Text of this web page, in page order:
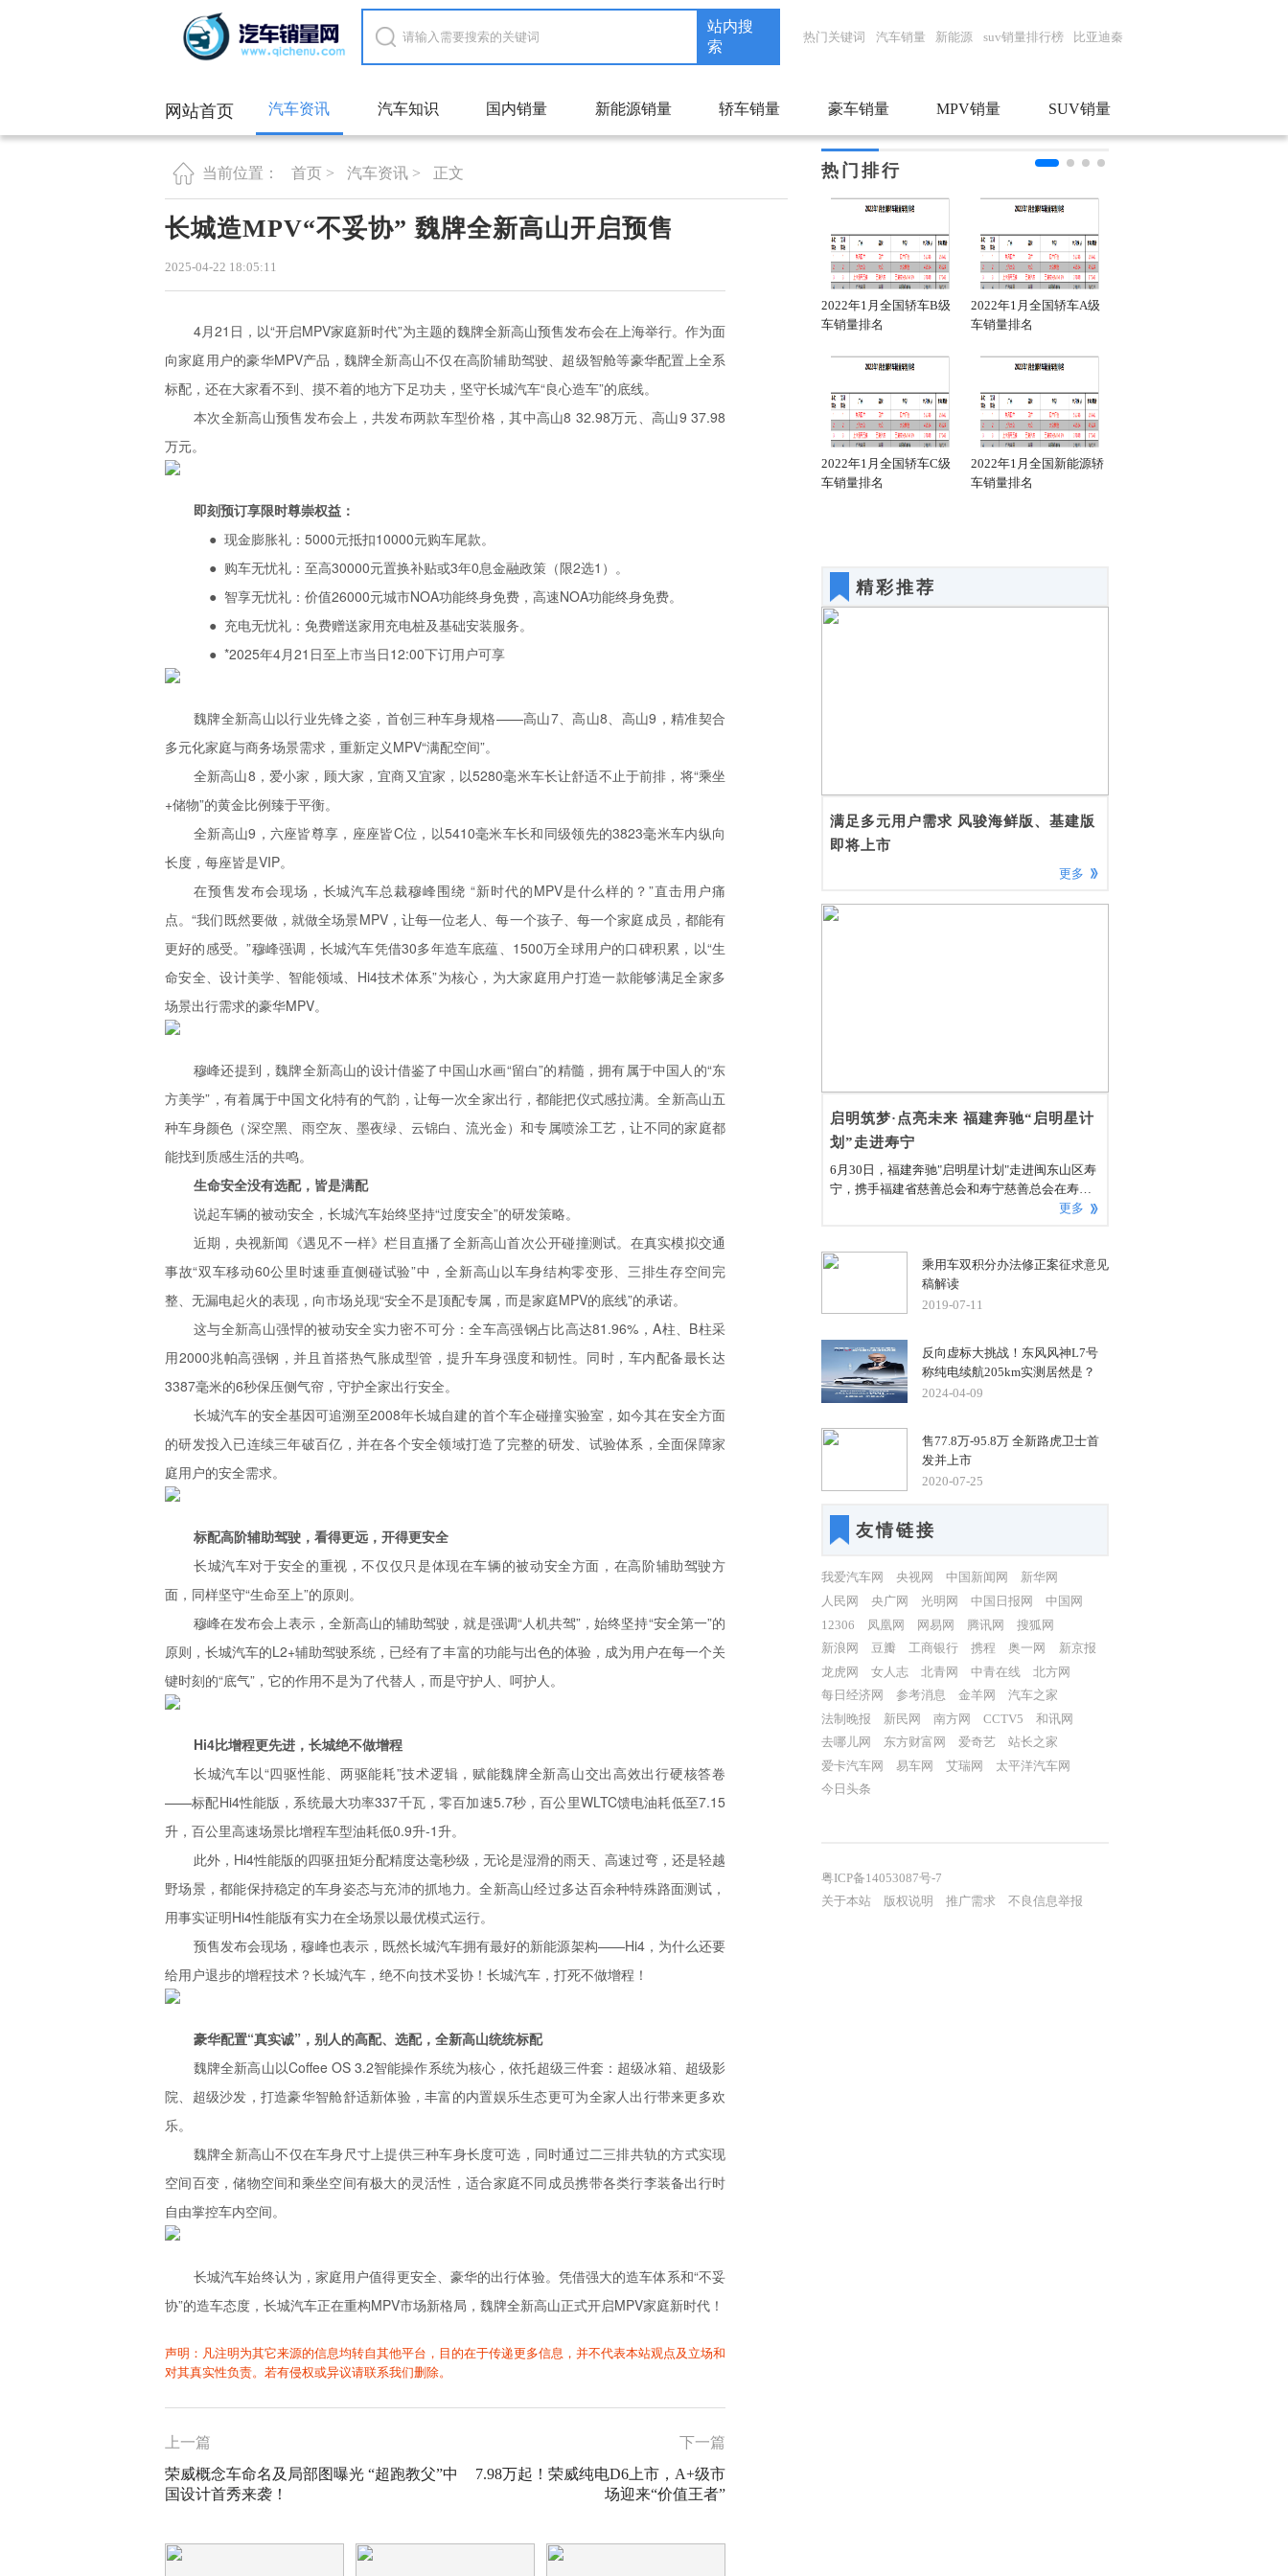
站内搜
索
热门关键词 汽车销量 新能源 suv销量排行榜 比亚迪秦
网站首页 汽车资讯 汽车知识 国内销量 新能源销量 轿车销量 豪车销量 MPV销量 SUV销量
当前位置： 首页 > 汽车资讯 > 正文
长城造MPV“不妥协” 魏牌全新高山开启预售
2025-04-22 18:05:11
4月21日，以“开启MPV家庭新时代”为主题的魏牌全新高山预售发布会在上海举行。作为面
向家庭用户的豪华MPV产品，魏牌全新高山不仅在高阶辅助驾驶、超级智舱等豪华配置上全系
标配，还在大家看不到、摸不着的地方下足功夫，坚守长城汽车“良心造车”的底线。
本次全新高山预售发布会上，共发布两款车型价格，其中高山8 32.98万元、高山9 37.98
万元。
即刻预订享限时尊崇权益：
● 现金膨胀礼：5000元抵扣10000元购车尾款。
● 购车无忧礼：至高30000元置换补贴或3年0息金融政策（限2选1）。
● 智享无忧礼：价值26000元城市NOA功能终身免费，高速NOA功能终身免费。
● 充电无忧礼：免费赠送家用充电桩及基础安装服务。
● *2025年4月21日至上市当日12:00下订用户可享
魏牌全新高山以行业先锋之姿，首创三种车身规格——高山7、高山8、高山9，精准契合
多元化家庭与商务场景需求，重新定义MPV“满配空间”。
全新高山8，爱小家，顾大家，宜商又宜家，以5280毫米车长让舒适不止于前排，将“乘坐
+储物”的黄金比例臻于平衡。
全新高山9，六座皆尊享，座座皆C位，以5410毫米车长和同级领先的3823毫米车内纵向
长度，每座皆是VIP。
在预售发布会现场，长城汽车总裁穆峰围绕 “新时代的MPV是什么样的？”直击用户痛
点。“我们既然要做，就做全场景MPV，让每一位老人、每一个孩子、每一个家庭成员，都能有
更好的感受。”穆峰强调，长城汽车凭借30多年造车底蕴、1500万全球用户的口碑积累，以“生
命安全、设计美学、智能领域、Hi4技术体系”为核心，为大家庭用户打造一款能够满足全家多
场景出行需求的豪华MPV。
穆峰还提到，魏牌全新高山的设计借鉴了中国山水画“留白”的精髓，拥有属于中国人的“东
方美学”，有着属于中国文化特有的气韵，让每一次全家出行，都能把仪式感拉满。全新高山五
种车身颜色（深空黑、雨空灰、墨夜绿、云锦白、流光金）和专属喷涂工艺，让不同的家庭都
能找到质感生活的共鸣。
生命安全没有选配，皆是满配
说起车辆的被动安全，长城汽车始终坚持“过度安全”的研发策略。
近期，央视新闻《遇见不一样》栏目直播了全新高山首次公开碰撞测试。在真实模拟交通
事故“双车移动60公里时速垂直侧碰试验”中，全新高山以车身结构零变形、三排生存空间完
整、无漏电起火的表现，向市场兑现“安全不是顶配专属，而是家庭MPV的底线”的承诺。
这与全新高山强悍的被动安全实力密不可分：全车高强钢占比高达81.96%，A柱、B柱采
用2000兆帕高强钢，并且首搭热气胀成型管，提升车身强度和韧性。同时，车内配备最长达
3387毫米的6秒保压侧气帘，守护全家出行安全。
长城汽车的安全基因可追溯至2008年长城自建的首个车企碰撞实验室，如今其在安全方面
的研发投入已连续三年破百亿，并在各个安全领域打造了完整的研发、试验体系，全面保障家
庭用户的安全需求。
标配高阶辅助驾驶，看得更远，开得更安全
长城汽车对于安全的重视，不仅仅只是体现在车辆的被动安全方面，在高阶辅助驾驶方
面，同样坚守“生命至上”的原则。
穆峰在发布会上表示，全新高山的辅助驾驶，就是强调“人机共驾”，始终坚持“安全第一”的
原则，长城汽车的L2+辅助驾驶系统，已经有了丰富的功能与出色的体验，成为用户在每一个关
键时刻的“底气”，它的作用不是为了代替人，而是守护人、呵护人。
Hi4比增程更先进，长城绝不做增程
长城汽车以“四驱性能、两驱能耗”技术逻辑，赋能魏牌全新高山交出高效出行硬核答卷
——标配Hi4性能版，系统最大功率337千瓦，零百加速5.7秒，百公里WLTC馈电油耗低至7.15
升，百公里高速场景比增程车型油耗低0.9升-1升。
此外，Hi4性能版的四驱扭矩分配精度达毫秒级，无论是湿滑的雨天、高速过弯，还是轻越
野场景，都能保持稳定的车身姿态与充沛的抓地力。全新高山经过多达百余种特殊路面测试，
用事实证明Hi4性能版有实力在全场景以最优模式运行。
预售发布会现场，穆峰也表示，既然长城汽车拥有最好的新能源架构——Hi4，为什么还要
给用户退步的增程技术？长城汽车，绝不向技术妥协！长城汽车，打死不做增程！
豪华配置“真实诚”，别人的高配、选配，全新高山统统标配
魏牌全新高山以Coffee OS 3.2智能操作系统为核心，依托超级三件套：超级冰箱、超级影
院、超级沙发，打造豪华智舱舒适新体验，丰富的内置娱乐生态更可为全家人出行带来更多欢
乐。
魏牌全新高山不仅在车身尺寸上提供三种车身长度可选，同时通过二三排共轨的方式实现
空间百变，储物空间和乘坐空间有极大的灵活性，适合家庭不同成员携带各类行李装备出行时
自由掌控车内空间。
长城汽车始终认为，家庭用户值得更安全、豪华的出行体验。凭借强大的造车体系和“不妥
协”的造车态度，长城汽车正在重构MPV市场新格局，魏牌全新高山正式开启MPV家庭新时代！
声明：凡注明为其它来源的信息均转自其他平台，目的在于传递更多信息，并不代表本站观点及立场和
对其真实性负责。若有侵权或异议请联系我们删除。
上一篇
荣威概念车命名及局部图曝光 “超跑教父”中
国设计首秀来袭！
下一篇
7.98万起！荣威纯电D6上市，A+级市
场迎来“价值王者”
热门排行
A级车销量排名
C级车销量排名
2022年1月全国轿车B级
车销量排名
2022年1月全国轿车A级
车销量排名
2022年1月全国轿车C级
车销量排名
2022年1月全国新能源轿
车销量排名
精彩推荐
满足多元用户需求 风骏海鲜版、基建版
即将上市
更多
启明筑梦·点亮未来 福建奔驰“启明星计
划”走进寿宁
6月30日，福建奔驰"启明星计划"走进闽东山区寿
宁，携手福建省慈善总会和寿宁慈善总会在寿宁
县南阳中心小学举办"启明筑梦·点亮未来"图书捐
党委书记、执行副总裁符磊一行的到访给予了热
更多
乘用车双积分办法修正案征求意见
稿解读
2019-07-11
反向虚标大挑战！东风风神L7号
称纯电续航205km实测居然是？
2024-04-09
售77.8万-95.8万 全新路虎卫士首
发并上市
2020-07-25
友情链接
我爱汽车网 央视网 中国新闻网
新华网
人民网
央广网 光明网 中国日报网
中国网
12306
凤凰网 网易网 腾讯网
搜狐网
新浪网
豆瓣 工商银行 携程 奥一网
新京报
龙虎网
女人志 北青网 中青在线
北方网
每日经济网
参考消息 金羊网
汽车之家
法制晚报
新民网 南方网 CCTV5
和讯网
去哪儿网
东方财富网 爱奇艺
站长之家
爱卡汽车网
易车网 艾瑞网
太平洋汽车网
今日头条
粤ICP备14053087号-7
关于本站
版权说明 推广需求 不良信息举报